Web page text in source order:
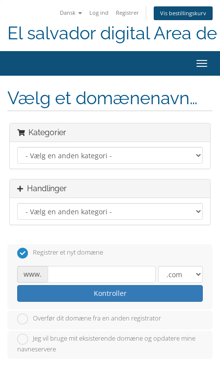
Dansk Log ind Registrer Vis bestillingskurv
El salvador digital Area
Skift
Vælg et domænenavn…
Kategorier
Handlinger
Registrer et nyt domæne
www.
Kontroller
Overfør dit domæne fra en anden registrator
Jeg vil bruge mit eksisterende domæne og opdatere mine
navneservere